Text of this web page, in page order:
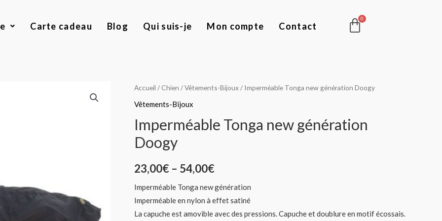
Carte cadeau Blog Qui suis-je Mon compte Contact Panier
Accueil /Chien /Vêtements-Bijoux/ Imperméable Tonga new génération Doogy
Vêtements-Bijoux
Imperméable Tonga new génération
Doogy
23,00€ – 54,00€
Imperméable Tonga new génération
Imperméable en nylon à effet satiné
La capuche est amovible avec des pressions. Capuche et doublure en motif écossais.
quantité
de
Tonga
new
Doogy